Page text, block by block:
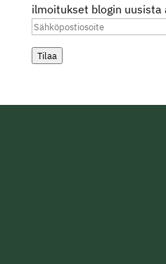
ilmoitukset blogin uusista
Sähköpostiosoite
Tilaa